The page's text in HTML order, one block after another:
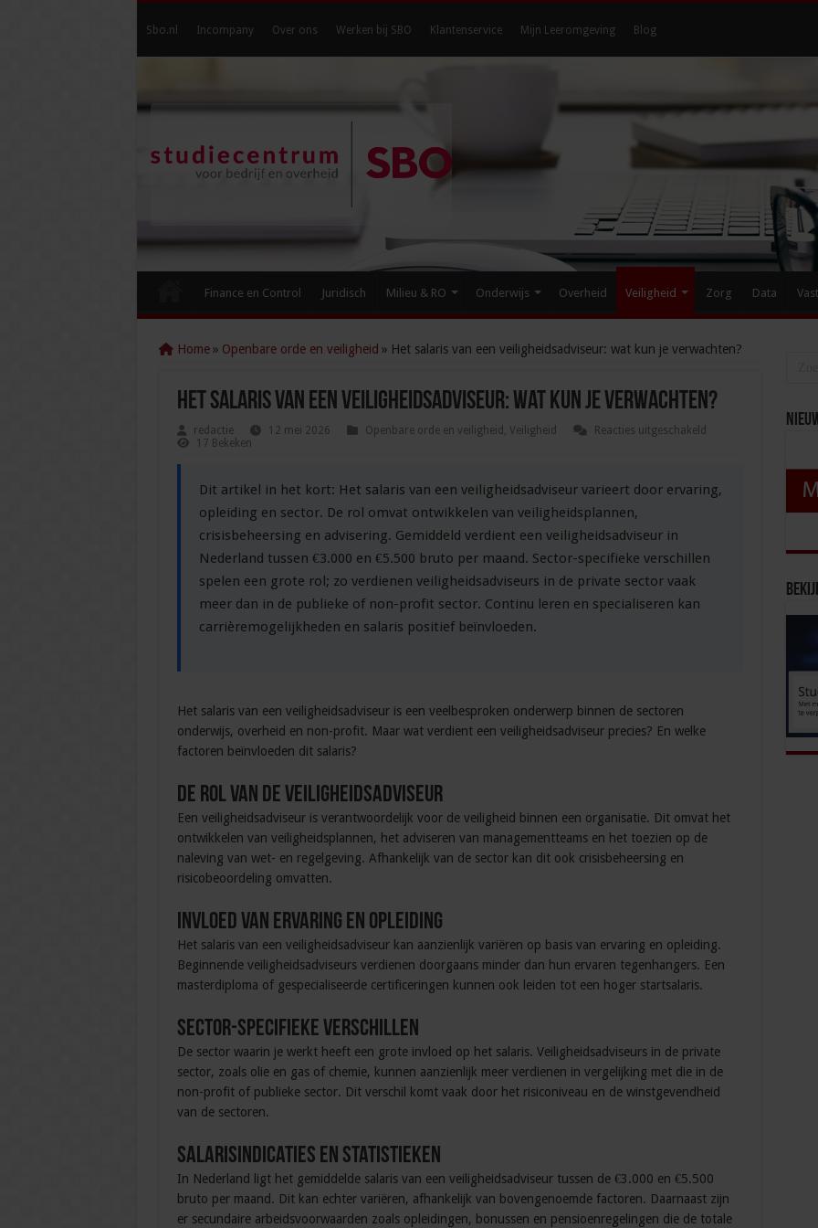
Sbo.nl Incompany Over ons Werken bij SBO Klantenservice Mijn Leeromgeving Blog
Finance en Control Juridisch Milieu & RO Onderwijs Overheid Veiligheid Zorg Data
Home » Openbare orde en veiligheid » Het salaris van een veiligheidsadviseur: wat kun je verwachten?
Het salaris van een veiligheidsadviseur: wat kun je verwachten?
redactie 12 mei 2026 Openbare orde en veiligheid , Veiligheid Reacties uitgeschakeld
veiligheidsadviseur:
17 Bekeken
Dit artikel in het kort: Het salaris van een veiligheidsadviseur varieert door ervaring,
opleiding en sector. De rol omvat ontwikkelen van veiligheidsplannen,
crisisbeheersing en advisering. Gemiddeld verdient een veiligheidsadviseur in
Nederland tussen €3.000 en €5.500 bruto per maand. Sector-specifieke verschillen
spelen een grote rol; zo verdienen veiligheidsadviseurs in de private sector vaak
meer dan in de publieke of non-profit sector. Continu leren en specialiseren kan
carrièremogelijkheden en salaris positief beïnvloeden.
Het salaris van een veiligheidsadviseur is een veelbesproken onderwerp binnen de sectoren
onderwijs, overheid en non-profit. Maar wat verdient een veiligheidsadviseur precies? En welke
factoren beïnvloeden dit salaris?
De rol van de veiligheidsadviseur
Een veiligheidsadviseur is verantwoordelijk voor de veiligheid binnen een organisatie. Dit omvat het
ontwikkelen van veiligheidsplannen, het adviseren van managementteams en het toezien op de
naleving van wet- en regelgeving. Afhankelijk van de sector kan dit ook crisisbeheersing en
risicobeoordeling omvatten.
Invloed van ervaring en opleiding
Het salaris van een veiligheidsadviseur kan aanzienlijk variëren op basis van ervaring en opleiding.
Beginnende veiligheidsadviseurs verdienen doorgaans minder dan hun ervaren tegenhangers. Een
masterdiploma of gespecialiseerde certificeringen kunnen ook leiden tot een hoger startsalaris.
Sector-specifieke verschillen
De sector waarin je werkt heeft een grote invloed op het salaris. Veiligheidsadviseurs in de private
sector, zoals olie en gas of chemie, kunnen aanzienlijk meer verdienen in vergelijking met die in de
non-profit of publieke sector. Dit verschil komt vaak door het risiconiveau en de winstgevendheid
van de sectoren.
Salarisindicaties en statistieken
In Nederland ligt het gemiddelde salaris van een veiligheidsadviseur tussen de €3.000 en €5.500
bruto per maand. Dit kan echter variëren, afhankelijk van bovengenoemde factoren. Daarnaast zijn
er secundaire arbeidsvoorwaarden zoals opleidingen, bonussen en pensioenregelingen die de totale